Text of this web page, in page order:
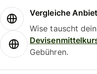
Vergleiche
Wise tauscht
Gebühren.